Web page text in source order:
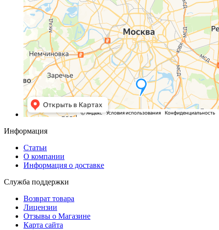
Информация
Статьи
О компании
Информация о доставке
Служба поддержки
Возврат товара
Лицензии
Отзывы о Магазине
Карта сайта